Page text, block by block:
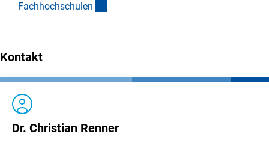
Fachhochschulen
Kontakt
Dr. Christian Renner